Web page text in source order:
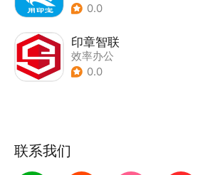
0.0
印章智联
效率办公
0.0
联系我们